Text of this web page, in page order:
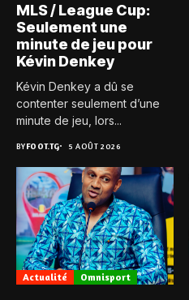
MLS / League Cup:
Seulement une
minute de jeu pour
Kévin Denkey
Kévin Denkey a dû se
contenter seulement d’une
minute de jeu, lors...
BYFOOT.TG 5 AOÛT 2026
Actualité Omnisport